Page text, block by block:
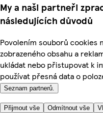
My a naši partneři
následujících důvodů
Povolením souborů
zobrazeného obsahu a
ukládat nebo přistupovat k
používat přesná data o
Seznam partnerů.
Přijmout vše Odmítnout vše